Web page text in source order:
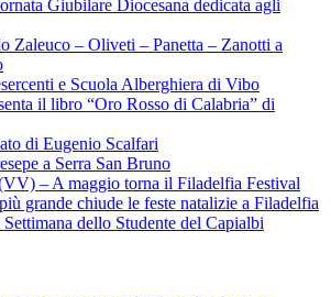
Giubilare Diocesana dedicata agli
Zaleuco – Oliveti – Panetta – Zanotti a
e Scuola Alberghiera di Vibo
il libro “Oro Rosso di Calabria” di
di Eugenio Scalfari
a Serra San Bruno
– A maggio torna il Filadelfia Festival
grande chiude le feste natalizie a Filadelfia
dello Studente del Capialbi